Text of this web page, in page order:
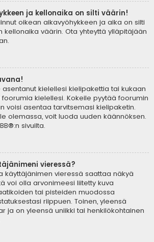
ja kellonaika on silti väärin!
oikean aikavyöhykkeen ja aika on silti
kellonaika väärin. Ota yhteyttä ylläpitäjään
kielellesi kielipakettia tai kukaan
kielellesi. Kokeile pyytää foorumin
voisi asentaa tarvitsemasi kielipaketin.
olemassa, voit luoda uuden käännöksen.
®:n sivuilta.
vieressä?
käyttäjänimen vieressä saattaa näkyä
voi olla arvonimeesi liitetty kuva
tai pisteiden muodossa
riippuen. Toinen, yleensä
ja on yleensä uniikki tai henkilökohtainen